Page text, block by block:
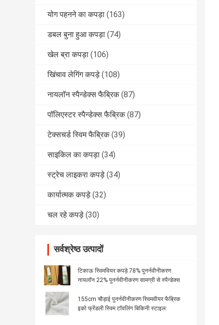
योग पहनने का कपड़ा (163)
डबल बुना हुआ कपड़ा (74)
खेल ब्रा कपड़ा (106)
खिंचाव लेगिंग कपड़े (108)
नायलॉन स्पैन्डेक्स फैब्रिक (87)
पॉलिएस्टर स्पैन्डेक्स फैब्रिक (87)
टेक्सचर्ड स्विम फैब्रिक (39)
साइकिल का कपड़ा (34)
स्ट्रेच लाइकरा कपड़े (34)
कार्यात्मक कपड़े (32)
चल रहे कपड़े (30)
सर्वश्रेष्ठ उत्पादों
टिकाऊ स्विमवियर कपड़े 78% पुनर्नवीनीकरण
नायलॉन 22% पुनर्नवीनीकरण सामग्री से स्पैन्डेक्स
155cm चौड़ाई पुनर्नवीनीकरण स्विमवीयर फैब्रिक
इको फ्रेंडली स्विम टॉवलिंग बिकिनी स्टाइल: